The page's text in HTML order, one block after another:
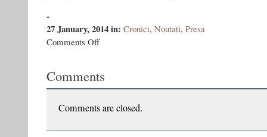
-
27 January, 2014in: Cronici, Noutati, Presa
Comments Offon
la
Comments
Comments are closed.